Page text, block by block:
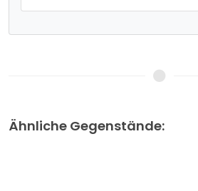
Ähnliche Gegenstände: